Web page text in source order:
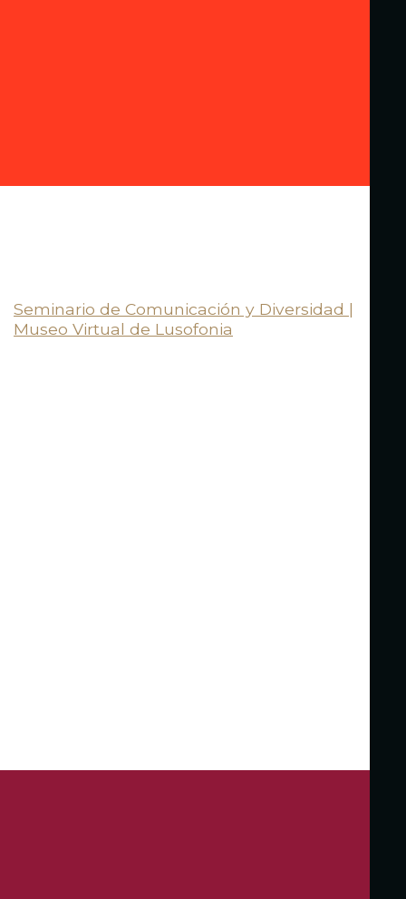
Seminario de Comunicación y Diversidad |
Museo Virtual de Lusofonia